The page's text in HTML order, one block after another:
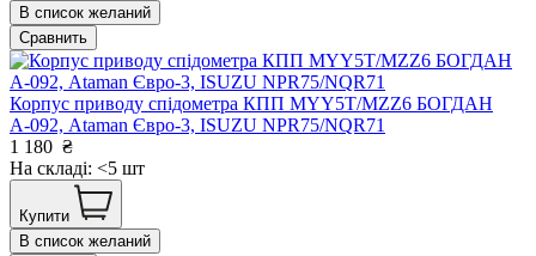
В список желаний
Сравнить
Корпус приводу спідометра КПП MYY5T/MZZ6 БОГДАН
А-092, Ataman Євро-3, ISUZU NPR75/NQR71
1 180 ₴
На складі: <5 шт
Купити
В список желаний